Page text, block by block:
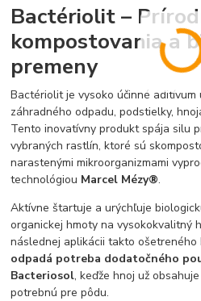
Bactériolit –
kompostovania a
premeny
Bactériolit je vysoko účinné aditívum
záhradného odpadu, podstielky,
Tento inovatívny produkt spája silu
vybraných rastlín, ktoré sú
narastenými mikroorganizmami
technológiou Marcel Mézy®.
Aktívne štartuje a urýchľuje
organickej hmoty na vysokokvalitný
následnej aplikácii takto
odpadá potreba dodatočného
Bacteriosol, keďže hnoj už
potrebnú pre pôdu.